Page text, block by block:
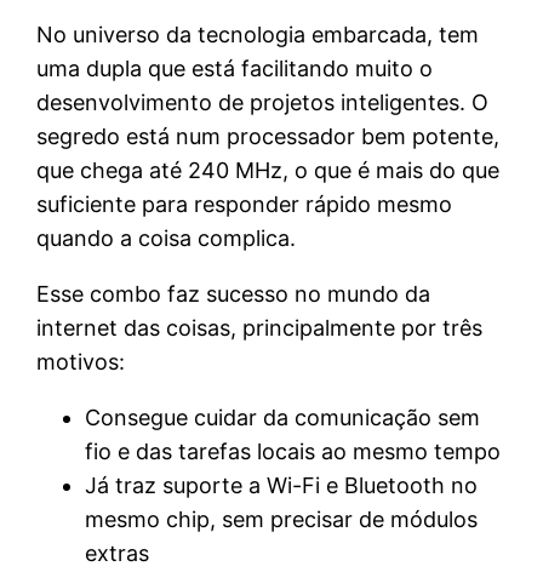
No universo da tecnologia embarcada, tem
uma dupla que está facilitando muito o
desenvolvimento de projetos inteligentes. O
segredo está num processador bem potente,
que chega até 240 MHz, o que é mais do que
suficiente para responder rápido mesmo
quando a coisa complica.
Esse combo faz sucesso no mundo da
internet das coisas, principalmente por três
motivos:
Consegue cuidar da comunicação sem
fio e das tarefas locais ao mesmo tempo
Já traz suporte a Wi-Fi e Bluetooth no
mesmo chip, sem precisar de módulos
extras